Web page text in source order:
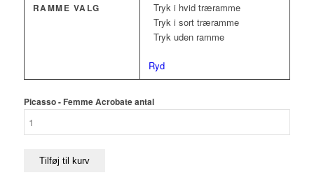
RAMME VALG
Tryk i hvid træramme
Tryk i sort træramme
Tryk uden ramme
Ryd
Picasso - Femme Acrobate antal
Tilføj til kurv